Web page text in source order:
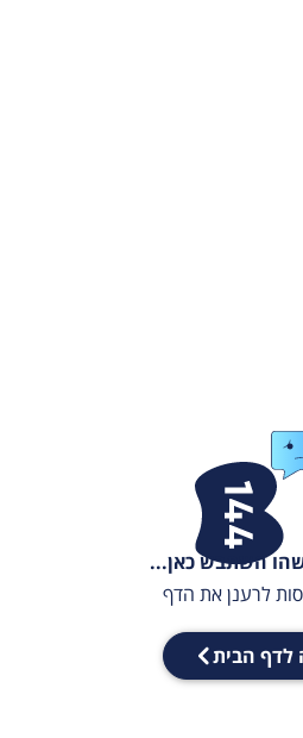
השתבש כאן...
לרענן את הדף
לדף הבית